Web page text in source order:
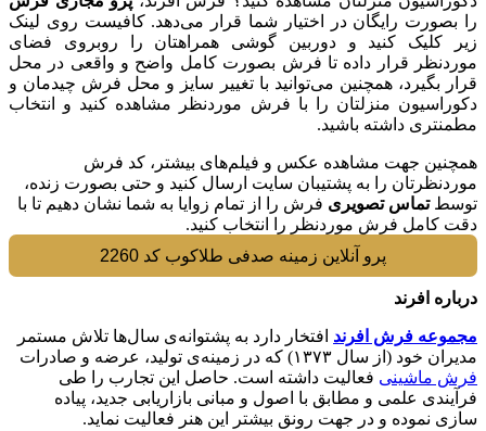
را بصورت رایگان در اختیار شما قرار می‌دهد. کافیست روی لینک
زیر کلیک کنید و دوربین گوشی همراهتان را روبروی فضای
موردنظر قرار داده تا فرش بصورت کامل واضح و واقعی در محل
قرار بگیرد، همچنین می‌توانید با تغییر سایز و محل فرش چیدمان و
دکوراسیون منزلتان را با فرش موردنظر مشاهده کنید و انتخاب
مطمنتری داشته باشید.
همچنین جهت مشاهده عکس و فیلم‌های بیشتر، کد فرش
موردنظرتان را به پشتیبان سایت ارسال کنید و حتی بصورت زنده،
توسطتماس تصویری فرش را از تمام زوایا به شما نشان دهیم تا با
دقت کامل فرش موردنظر را انتخاب کنید.
پرو آنلاین زمینه صدفی طلاکوب کد 2260
درباره افرند
مجموعه فرش افرند افتخار دارد به پشتوانه‌ی سال‌ها تلاش مستمر
مدیران خود (از سال ۱۳۷۳) که در زمینه‌ی تولید، عرضه و صادرات
فرش ماشینی فعالیت داشته است. حاصل این تجارب را طی
فرآیندی علمی و مطابق با اصول و مبانی بازاریابی جدید، پیاده
سازی نموده و در جهت رونق بیشتر این هنر فعالیت نماید.